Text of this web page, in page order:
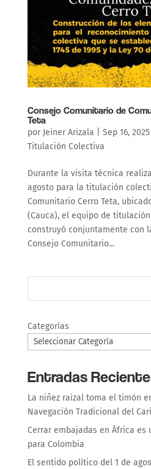
Consejo Comunitario de
Teta
por Jeiner Arizala Sep 16, 2025
Titulación Colectiva
Durante la visita técnica
agosto para la titulación
Comunitario Cerro Teta,
(Cauca), el equipo de
construyó conjuntamente con
Consejo Comunitario...
Categorías
Entradas
La niñez raizal toma el timón
Navegación Tradicional del
Cerrar embajadas en África
para Colombia
El sentido político del 1 de